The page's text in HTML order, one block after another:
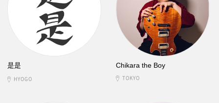
是是
HYOGO
Chikara the Boy
TOKYO